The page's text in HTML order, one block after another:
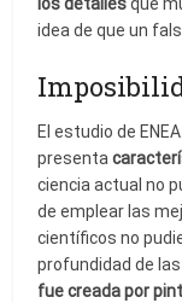
idea de que un
El estudio de
presenta
ciencia actual no
de emplear las
científicos no
profundidad de
fue creada por